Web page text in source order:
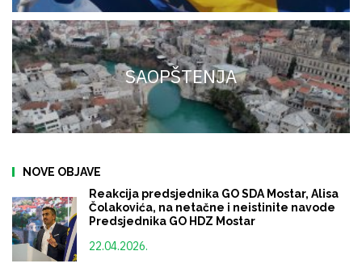
SAOPŠTENJA
NOVE OBJAVE
Reakcija predsjednika GO SDA Mostar, Alisa
Čolakovića, na netačne i neistinite navode
Predsjednika GO HDZ Mostar
22.04.2026.